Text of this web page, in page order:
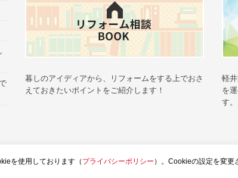
暮しのアイディアから、リフォームをする上でおさ
えておきたいポイントをご紹介します！
軽
を
す。
を使用しております（ プライバシーポリシー ）。Cookieの設定を変更